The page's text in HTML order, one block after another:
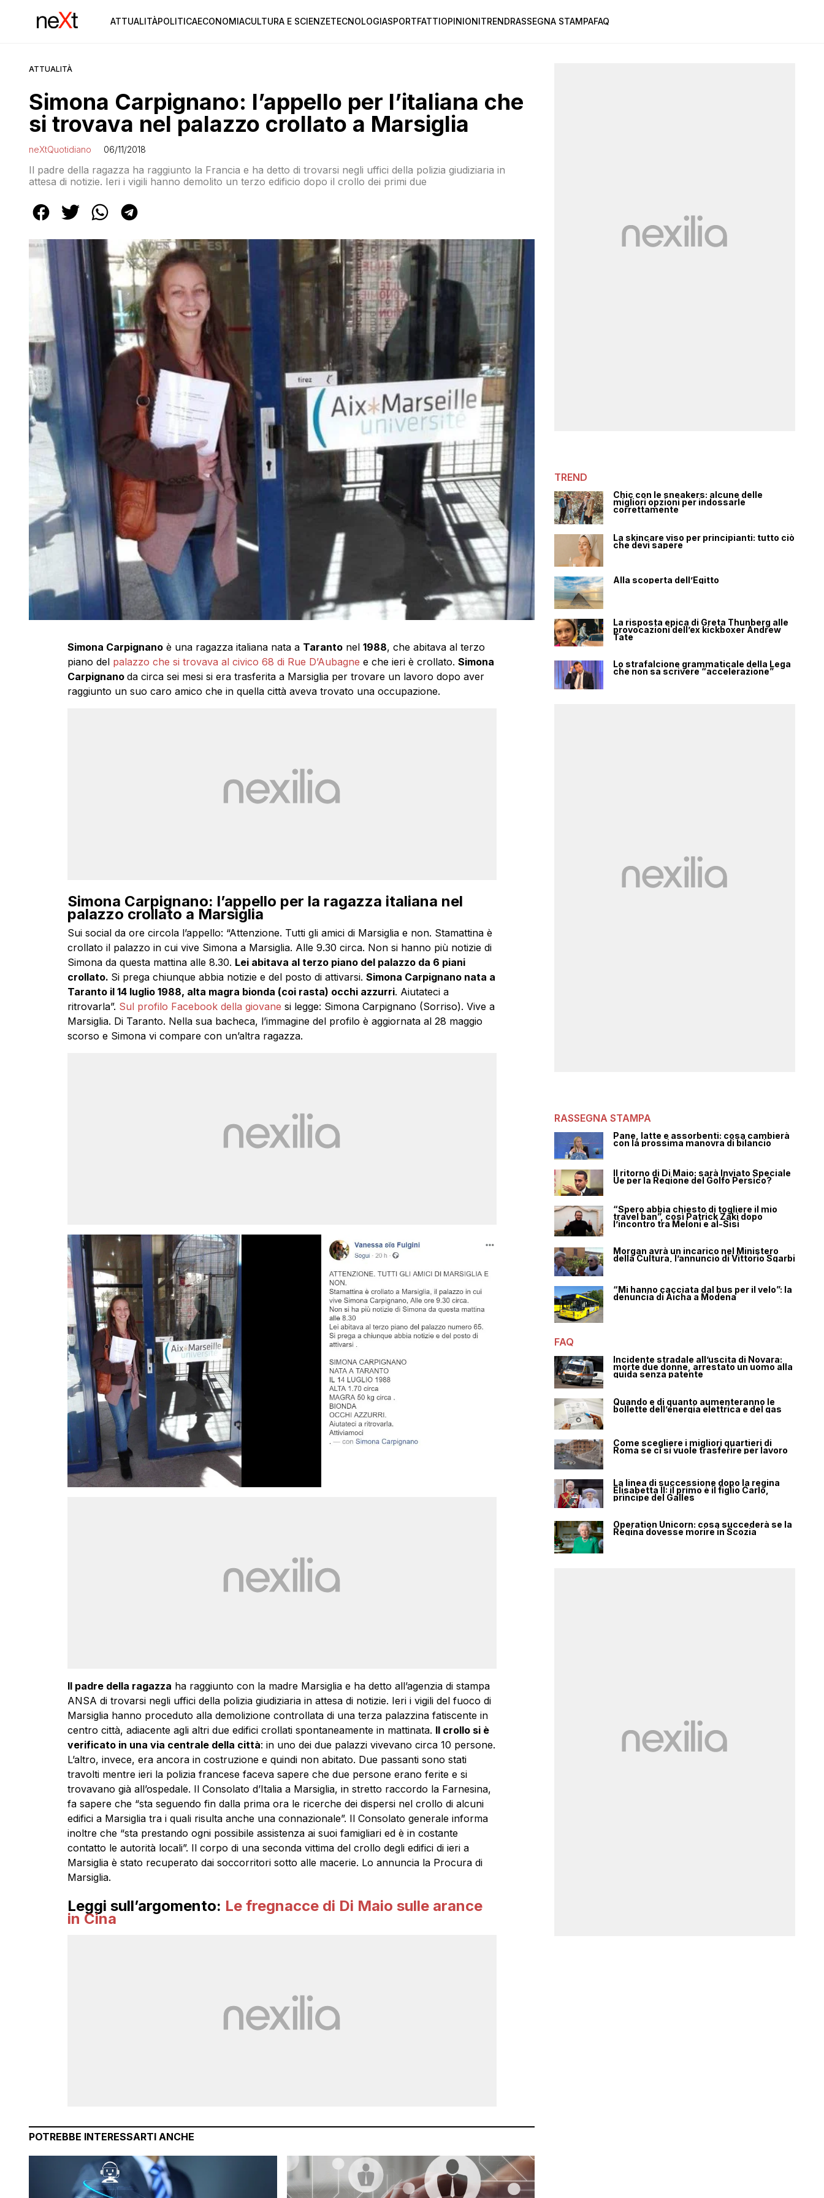
ATTUALITÀPOLITICAECONOMIACULTURA E SCIENZETECNOLOGIASPORTFATTIOPINIONITRENDRASSEGNA STAMPAFAQ
ATTUALITÀ
Simona Carpignano: l’appello per l’italiana che
si trovava nel palazzo crollato a Marsiglia
neXtQuotidiano 06/11/2018
Il padre della ragazza ha raggiunto la Francia e ha detto di trovarsi negli uffici della polizia giudiziaria in
attesa di notizie. Ieri i vigili hanno demolito un terzo edificio dopo il crollo dei primi due
Simona Carpignanoè una ragazza italiana nata a Tarantonel 1988, che abitava al terzo
piano del palazzo che si trovava al civico 68 di Rue D’Aubagne e che ieri è crollato. Simona
Carpignano da circa sei mesi si era trasferita a Marsiglia per trovare un lavoro dopo aver
raggiunto un suo caro amico che in quella città aveva trovato una occupazione.
Simona Carpignano: l’appello per la ragazza italiana nel
palazzo crollato a Marsiglia
Sui social da ore circola l’appello: “Attenzione. Tutti gli amici di Marsiglia e non. Stamattina è
crollato il palazzo in cui vive Simona a Marsiglia. Alle 9.30 circa. Non si hanno più notizie di
Simona da questa mattina alle 8.30. Lei abitava al terzo piano del palazzo da 6 piani
crollato. Si prega chiunque abbia notizie e del posto di attivarsi. Simona Carpignano nata a
Taranto il 14 luglio 1988, alta magra bionda (coi rasta) occhi azzurri. Aiutateci a
ritrovarla”. Sul profilo Facebook della giovane si legge: Simona Carpignano (Sorriso). Vive a
Marsiglia. Di Taranto. Nella sua bacheca, l’immagine del profilo è aggiornata al 28 maggio
scorso e Simona vi compare con un’altra ragazza.
Il padre della ragazza ha raggiunto con la madre Marsiglia e ha detto all’agenzia di stampa
ANSA di trovarsi negli uffici della polizia giudiziaria in attesa di notizie. Ieri i vigili del fuoco di
Marsigliahanno proceduto alla demolizione controllata di una terza palazzina fatiscente in
centro città, adiacente agli altri due edifici crollati spontaneamente in mattinata. Il crollo si è
verificato in una via centrale della città: in uno dei due palazzi vivevano circa 10 persone.
L’altro, invece, era ancora in costruzione e quindi non abitato. Due passanti sono stati
travolti mentre ieri la polizia francese faceva sapere che due persone erano ferite e si
trovavano già all’ospedale. Il Consolato d’Italia a Marsiglia, in stretto raccordo la Farnesina,
fa sapere che “sta seguendo fin dalla prima ora le ricerche dei dispersi nel crollo di alcuni
edifici a Marsiglia tra i quali risulta anche una connazionale”. Il Consolato generale informa
inoltre che “sta prestando ogni possibile assistenza ai suoi famigliari ed è in costante
contatto le autorità locali”. Il corpo di una seconda vittima del crollo degli edifici di ieri a
Marsiglia è stato recuperato dai soccorritori sotto alle macerie. Lo annuncia la Procura di
Marsiglia.
Leggi sull’argomento: Le fregnacce di Di Maio sulle arance
in Cina
POTREBBE INTERESSARTI ANCHE
TREND
Chic con le sneakers: alcune delle
migliori opzioni per indossarle
correttamente
La skincare viso per principianti: tutto ciò
che devi sapere
Alla scoperta dell’Egitto
La risposta epica di Greta Thunberg alle
provocazioni dell’ex kickboxer Andrew
Tate
Lo strafalcione grammaticale della Lega
che non sa scrivere “accelerazione”
RASSEGNA STAMPA
Pane, latte e assorbenti: cosa cambierà
con la prossima manovra di bilancio
Il ritorno di Di Maio: sarà Inviato Speciale
Ue per la Regione del Golfo Persico?
“Spero abbia chiesto di togliere il mio
travel ban”, così Patrick Zaki dopo
l’incontro tra Meloni e al-Sisi
Morgan avrà un incarico nel Ministero
della Cultura, l’annuncio di Vittorio Sgarbi
“Mi hanno cacciata dal bus per il velo”: la
denuncia di Aicha a Modena
FAQ
Incidente stradale all’uscita di Novara:
morte due donne, arrestato un uomo alla
guida senza patente
Quando e di quanto aumenteranno le
bollette dell’energia elettrica e del gas
Come scegliere i migliori quartieri di
Roma se ci si vuole trasferire per lavoro
La linea di successione dopo la regina
Elisabetta II: il primo è il figlio Carlo,
principe del Galles
Operation Unicorn: cosa succederà se la
Regina dovesse morire in Scozia